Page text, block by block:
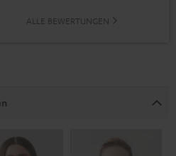
ALLE BEWERTUNGEN